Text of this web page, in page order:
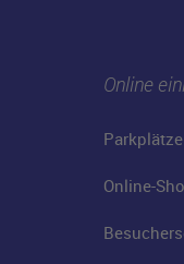
Online
Parkplätze
Online-